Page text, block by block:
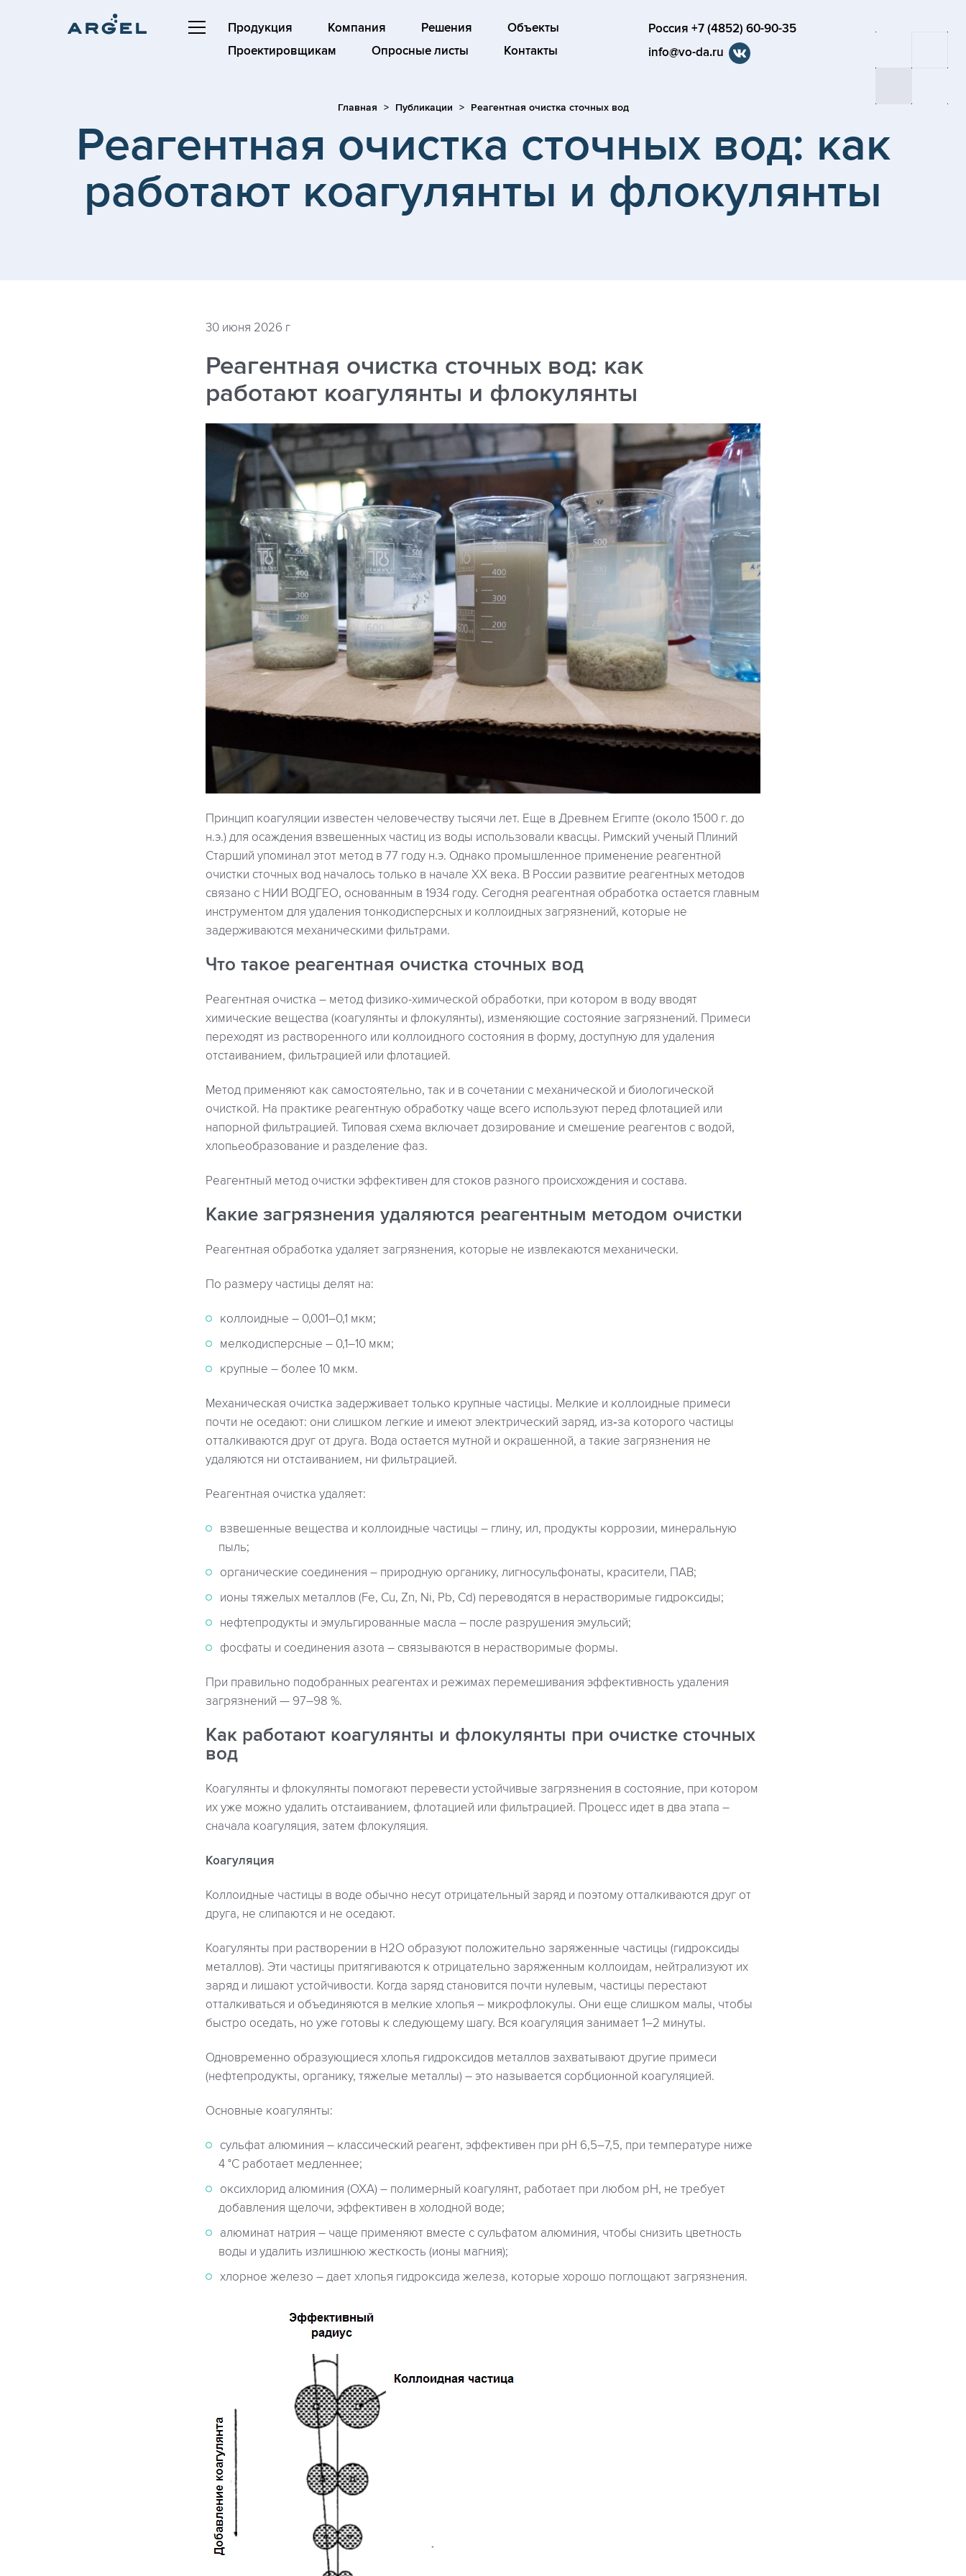
Продукция Компания Решения
Объекты
Проектировщикам
Опросные листы Контакты
Россия +7 (4852) 60-90-35
info@vo-da.ru
Главная Публикации Реагентная очистка сточных вод
Реагентная очистка сточных вод: как
работают коагулянты и флокулянты
30 июня 2026 г
Реагентная очистка сточных вод: как
работают коагулянты и флокулянты
Принцип коагуляции известен человечеству тысячи лет. Еще в Древнем Египте (около 1500 г. до
н.э.) для осаждения взвешенных частиц из воды использовали квасцы. Римский ученый Плиний
Старший упоминал этот метод в 77 году н.э. Однако промышленное применение реагентной
очистки сточных вод началось только в начале XX века. В России развитие реагентных методов
связано с НИИ ВОДГЕО, основанным в 1934 году. Сегодня реагентная обработка остается главным
инструментом для удаления тонкодисперсных и коллоидных загрязнений, которые не
задерживаются механическими фильтрами.
Что такое реагентная очистка сточных вод
Реагентная очистка – метод физико-химической обработки, при котором в воду вводят
химические вещества (коагулянты и флокулянты), изменяющие состояние загрязнений. Примеси
переходят из растворенного или коллоидного состояния в форму, доступную для удаления
отстаиванием, фильтрацией или флотацией.
Метод применяют как самостоятельно, так и в сочетании с механической и биологической
очисткой. На практике реагентную обработку чаще всего используют перед флотацией или
напорной фильтрацией. Типовая схема включает дозирование и смешение реагентов с водой,
хлопьеобразование и разделение фаз.
Реагентный метод очистки эффективен для стоков разного происхождения и состава.
Какие загрязнения удаляются реагентным методом очистки
Реагентная обработка удаляет загрязнения, которые не извлекаются механически.
По размеру частицы делят на:
коллоидные – 0,001–0,1 мкм;
мелкодисперсные – 0,1–10 мкм;
крупные – более 10 мкм.
Механическая очистка задерживает только крупные частицы. Мелкие и коллоидные примеси
почти не оседают: они слишком легкие и имеют электрический заряд, из‑за которого частицы
отталкиваются друг от друга. Вода остается мутной и окрашенной, а такие загрязнения не
удаляются ни отстаиванием, ни фильтрацией.
Реагентная очистка удаляет:
взвешенные вещества и коллоидные частицы – глину, ил, продукты коррозии, минеральную
пыль;
органические соединения – природную органику, лигносульфонаты, красители, ПАВ;
ионы тяжелых металлов (Fe, Cu, Zn, Ni, Pb, Cd) переводятся в нерастворимые гидроксиды;
нефтепродукты и эмульгированные масла – после разрушения эмульсий;
фосфаты и соединения азота – связываются в нерастворимые формы.
При правильно подобранных реагентах и режимах перемешивания эффективность удаления
загрязнений — 97–98 %.
Как работают коагулянты и флокулянты при очистке сточных
вод
Коагулянты и флокулянты помогают перевести устойчивые загрязнения в состояние, при котором
их уже можно удалить отстаиванием, флотацией или фильтрацией. Процесс идет в два этапа –
сначала коагуляция, затем флокуляция.
Коагуляция
Коллоидные частицы в воде обычно несут отрицательный заряд и поэтому отталкиваются друг от
друга, не слипаются и не оседают.
Коагулянты при растворении в Н2О образуют положительно заряженные частицы (гидроксиды
металлов). Эти частицы притягиваются к отрицательно заряженным коллоидам, нейтрализуют их
заряд и лишают устойчивости. Когда заряд становится почти нулевым, частицы перестают
отталкиваться и объединяются в мелкие хлопья – микрофлокулы. Они еще слишком малы, чтобы
быстро оседать, но уже готовы к следующему шагу. Вся коагуляция занимает 1–2 минуты.
Одновременно образующиеся хлопья гидроксидов металлов захватывают другие примеси
(нефтепродукты, органику, тяжелые металлы) – это называется сорбционной коагуляцией.
Основные коагулянты:
сульфат алюминия – классический реагент, эффективен при pH 6,5–7,5, при температуре ниже
4 °C работает медленнее;
оксихлорид алюминия (ОХА) – полимерный коагулянт, работает при любом pH, не требует
добавления щелочи, эффективен в холодной воде;
алюминат натрия – чаще применяют вместе с сульфатом алюминия, чтобы снизить цветность
воды и удалить излишнюю жесткость (ионы магния);
хлорное железо – дает хлопья гидроксида железа, которые хорошо поглощают загрязнения.